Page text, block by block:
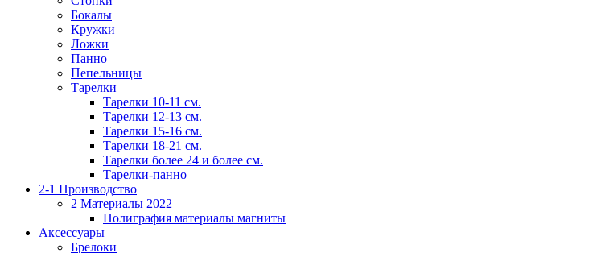
Бокалы
Кружки
Ложки
Панно
Пепельницы
Тарелки
Тарелки 10-11 см.
Тарелки 12-13 см.
Тарелки 15-16 см.
Тарелки 18-21 см.
Тарелки более 24 и более см.
Тарелки-панно
2-1 Производство
2 Материалы 2022
Полиграфия материалы магниты
Аксессуары
Брелоки